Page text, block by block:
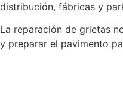
distribución, fábricas y
La reparación de grietas
y preparar el pavimento